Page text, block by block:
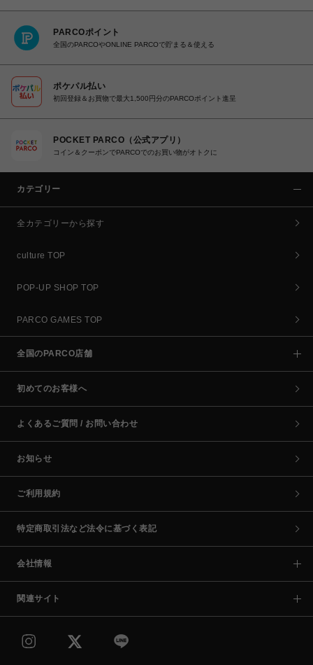
PARCOポイント
全国のPARCOやONLINE PARCOで貯まる＆使える
ポケパル払い
初回登録＆お買物で最大1,500円分のPARCOポイント進呈
POCKET PARCO（公式アプリ）
コイン＆クーポンでPARCOでのお買い物がオトクに
カテゴリー
全カテゴリーから探す
culture TOP
POP-UP SHOP TOP
PARCO GAMES TOP
全国のPARCO店舗
初めてのお客様へ
よくあるご質問 / お問い合わせ
お知らせ
ご利用規約
特定商取引法など法令に基づく表記
会社情報
関連サイト